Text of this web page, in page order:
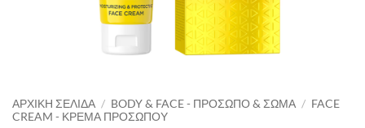
ΑΡΧΙΚΉ ΣΕΛΊΔΑ / BODY & FACE - ΠΡΌΣΩΠΟ & ΣΏΜΑ / FACE
CREAM - ΚΡΈΜΑ ΠΡΟΣΏΠΟΥ